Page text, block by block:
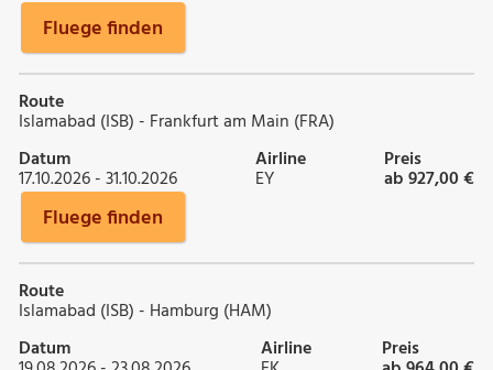
Fluege finden
Route
Islamabad (ISB) - Frankfurt am Main (FRA)
Datum
17.10.2026 - 31.10.2026
Airline
EY
Preis
ab 927,00 €
Fluege finden
Route
Islamabad (ISB) - Hamburg (HAM)
Datum
Airline Preis